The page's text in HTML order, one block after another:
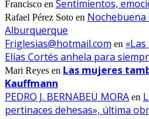
Francisco en Sentimientos,
Rafael Pérez Soto en
Alburquerque
Friglesias@hotmail.com en
Elías Cortés anhela para
Mari Reyes en Las mujeres
Kauffmann
PEDRO J. BERNABEU MORA en
pertinaces dehesas», última